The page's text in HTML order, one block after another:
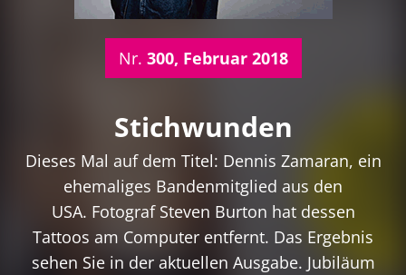
Nr. 300, Februar 2018
Stichwunden
Dieses Mal auf dem Titel: Dennis Zamaran, ein
ehemaliges Bandenmitglied aus den
USA. Fotograf Steven Burton hat dessen
Tattoos am Computer entfernt. Das Ergebnis
sehen Sie in der aktuellen Ausgabe. Jubiläum